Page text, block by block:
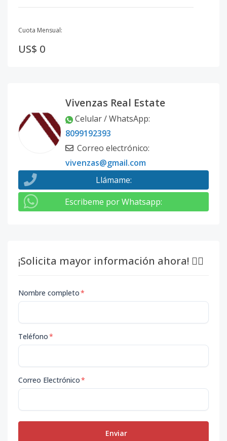
Cuota Mensual:
US$ 0
Vivenzas Real Estate
Celular / WhatsApp:
8099192393
Correo electrónico:
vivenzas@gmail.com
Llámame:
Escribeme por Whatsapp:
¡Solicita mayor información ahora! 👇🏽
Nombre completo*
Teléfono*
Correo Electrónico*
Enviar